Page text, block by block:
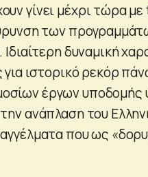
γίνει μέχρι τώρα
των
δυναμική
για ιστορικό ρεκόρ
έργων υποδομής
ανάπλαση του
που ως